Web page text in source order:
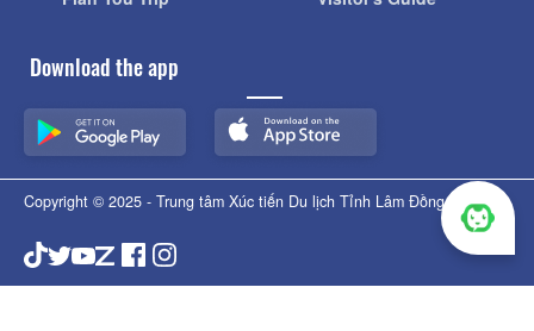
Download the app
Copyright © 2025 - Trung tâm Xúc tiến Du lịch Tỉnh Lâm Đồng